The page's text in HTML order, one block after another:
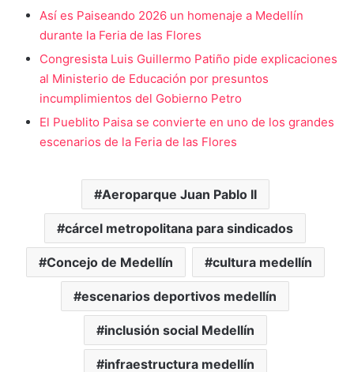
Así es Paiseando 2026 un homenaje a Medellín
durante la Feria de las Flores
Congresista Luis Guillermo Patiño pide explicaciones
al Ministerio de Educación por presuntos
incumplimientos del Gobierno Petro
El Pueblito Paisa se convierte en uno de los grandes
escenarios de la Feria de las Flores
Aeroparque Juan Pablo II
cárcel metropolitana para sindicados
Concejo de Medellín cultura medellín
escenarios deportivos medellín
inclusión social Medellín
infraestructura medellín